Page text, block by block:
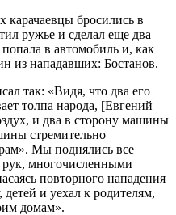
карачаевцы бросились в
ружье и сделал еще два
в автомобиль и, как
из нападавших: Бостанов.
так: «Видя, что два его
толпа народа, [Евгений
и два в сторону машины
стремительно
Мы поднялись все
многочисленными
повторного нападения
и уехал к родителям,
домам».